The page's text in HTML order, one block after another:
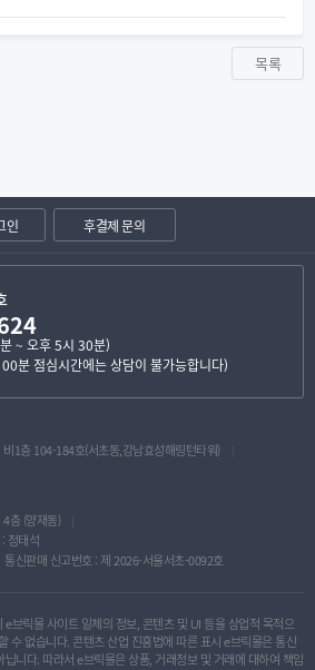
목록
인 후결제 문의
~ 오후 5시 30분)
분 점심시간에는 상담이 불가능합니다)
1층 104-184호(서초동,강남효성해링턴타워)
층 (양재동)
정태석
통신판매 신고번호 : 제 2026-서울서초-0092호
e브릭몰 사이트 일체의 정보, 콘텐츠 및 UI 등을 상업적 목적으
수 없습니다. 콘텐츠 산업 진흥법에 따른 표시 e브릭몰은 통신
니다. 따라서 e브릭몰은 상품, 거래정보 및 거래에 대하여 책임